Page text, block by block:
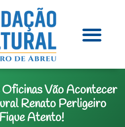
Vão Acontecer
Renato Perligeiro
Atento!